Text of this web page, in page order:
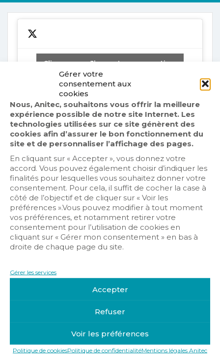
Gérer votre
consentement aux
cookies
Nous, Anitec, souhaitons vous offrir la meilleure
expérience possible de notre site Internet. Les
technologies utilisées sur ce site génèrent des
cookies afin d’assurer le bon fonctionnement du
site et de personnaliser l’affichage des pages.
En cliquant sur « Accepter », vous donnez votre
accord. Vous pouvez également choisir d’indiquer les
finalités pour lesquelles vous souhaitez donner votre
consentement. Pour cela, il suffit de cocher la case à
côté de l’objectif et de cliquer sur « Voir les
préférences ».Vous pouvez modifier à tout moment
vos préférences, et notamment retirer votre
consentement pour l’utilisation de cookies en
cliquant sur « Gérer mon consentement » en bas à
droite de chaque page du site.
Gérer les services
Accepter
Refuser
Voir les préférences
Politique de cookiesPolitique de confidentialitéMentions légales Anitec
Tweets by fr_anitec
Cliquez sur « J’accepte » pour activer
Twitter
Politique de cookies
J’accepte
Nouvelle aide à
l’embauche pour
un contrat
d’apprentissage
janvier 2023, l’aide à l’embauche
pendant 1 an par une nouvelle aide. Elle
concerne toutes les entreprises.